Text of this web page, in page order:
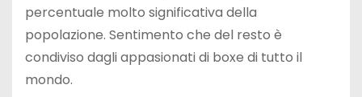
percentuale molto significativa della
popolazione. Sentimento che del resto è
condiviso dagli appasionati di boxe di tutto il
mondo.